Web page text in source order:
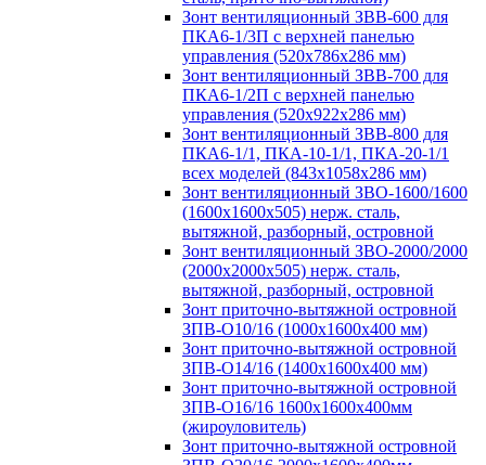
Зонт вентиляционный ЗВВ-600 для
ПКА6-1/3П с верхней панелью
управления (520х786х286 мм)
Зонт вентиляционный ЗВВ-700 для
ПКА6-1/2П с верхней панелью
управления (520х922х286 мм)
Зонт вентиляционный ЗВВ-800 для
ПКА6-1/1, ПКА-10-1/1, ПКА-20-1/1
всех моделей (843х1058х286 мм)
Зонт вентиляционный ЗВО-1600/1600
(1600х1600х505) нерж. сталь,
вытяжной, разборный, островной
Зонт вентиляционный ЗВО-2000/2000
(2000х2000х505) нерж. сталь,
вытяжной, разборный, островной
Зонт приточно-вытяжной островной
ЗПВ-О10/16 (1000х1600х400 мм)
Зонт приточно-вытяжной островной
ЗПВ-О14/16 (1400х1600х400 мм)
Зонт приточно-вытяжной островной
ЗПВ-О16/16 1600х1600х400мм
(жироуловитель)
Зонт приточно-вытяжной островной